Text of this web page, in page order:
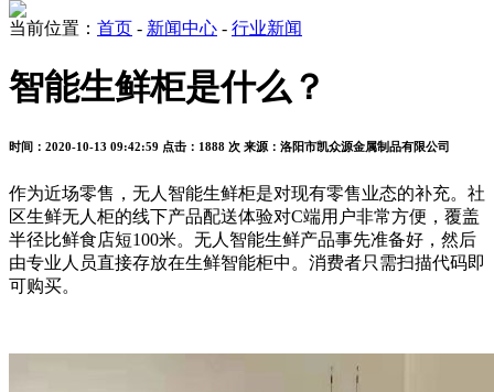
当前位置： 首页 - 新闻中心 - 行业新闻
智能生鲜柜是什么？
时间：2020-10-13 09:42:59 点击：1888 次 来源：洛阳市凯众源金属制品有限公司
作为近场零售，无人智能生鲜柜是对现有零售业态的补充。社
区生鲜无人柜的线下产品配送体验对C端用户非常方便，覆盖
半径比鲜食店短100米。无人智能生鲜产品事先准备好，然后
由专业人员直接存放在生鲜智能柜中。消费者只需扫描代码即
可购买。